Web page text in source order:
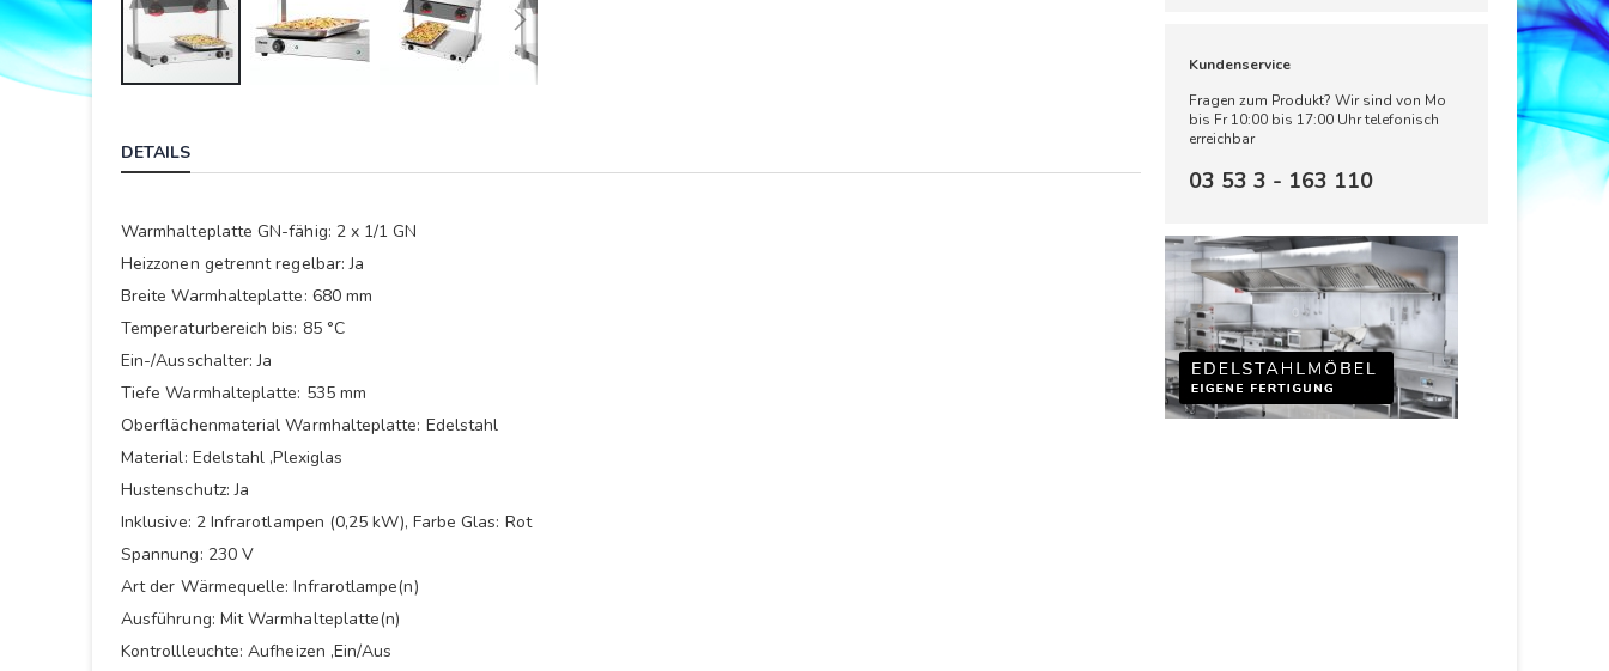
Anfang
DETAILS
Warmhalteplatte GN-fähig: 2 x 1/1 GN
Heizzonen getrennt regelbar: Ja
Breite Warmhalteplatte: 680 mm
Temperaturbereich bis: 85 °C
Ein-/Ausschalter: Ja
Tiefe Warmhalteplatte: 535 mm
Oberflächenmaterial Warmhalteplatte: Edelstahl
Material: Edelstahl ,Plexiglas
Hustenschutz: Ja
Inklusive: 2 Infrarotlampen (0,25 kW), Farbe Glas: Rot
Spannung: 230 V
Art der Wärmequelle: Infrarotlampe(n)
Ausführung: Mit Warmhalteplatte(n)
Kontrollleuchte: Aufheizen ,Ein/Aus
Kundenservice
Fragen zum Produkt? Wir sind von Mo
bis Fr 10:00 bis 17:00 Uhr telefonisch
erreichbar
03 53 3 - 163 110